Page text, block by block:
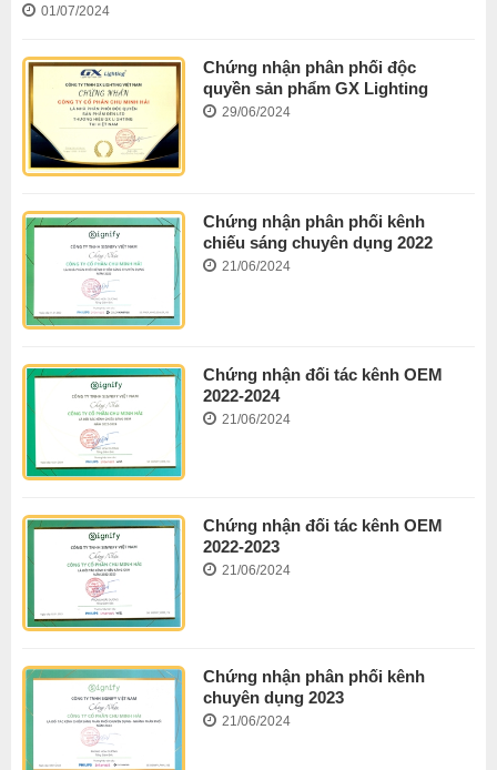
01/07/2024
Chứng nhận phân phối độc
quyền sản phẩm GX Lighting
29/06/2024
Chứng nhận phân phối kênh
chiếu sáng chuyên dụng 2022
21/06/2024
Chứng nhận đối tác kênh OEM
2022-2024
21/06/2024
Chứng nhận đối tác kênh OEM
2022-2023
21/06/2024
Chứng nhận phân phối kênh
chuyên dụng 2023
21/06/2024